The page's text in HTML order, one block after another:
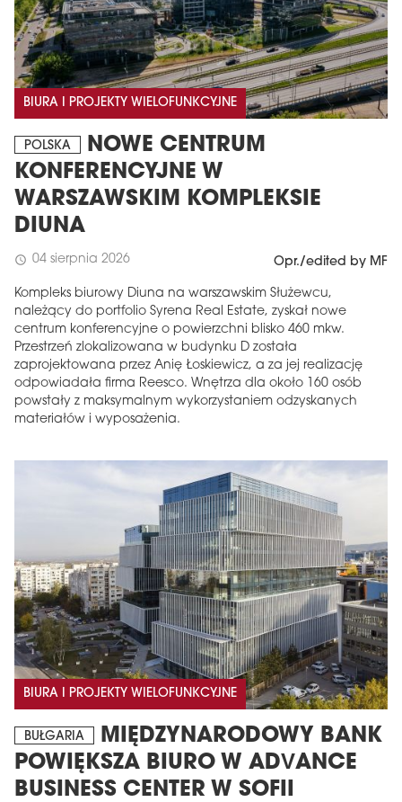
BIURA I PROJEKTY WIELOFUNKCYJNE
POLSKA
NOWE CENTRUM
KONFERENCYJNE W
WARSZAWSKIM KOMPLEKSIE
DIUNA
schedule 04 sierpnia 2026 Opr./edited by MF
Kompleks biurowy Diuna na warszawskim Służewcu,
należący do portfolio Syrena Real Estate, zyskał nowe
centrum konferencyjne o powierzchni blisko 460 mkw.
Przestrzeń zlokalizowana w budynku D została
zaprojektowana przez Anię Łoskiewicz, a za jej realizację
odpowiadała firma Reesco. Wnętrza dla około 160 osób
powstały z maksymalnym wykorzystaniem odzyskanych
materiałów i wyposażenia.
BIURA I PROJEKTY WIELOFUNKCYJNE
BUŁGARIA
MIĘDZYNARODOWY BANK
POWIĘKSZA BIURO W ADVANCE
BUSINESS CENTER W SOFII